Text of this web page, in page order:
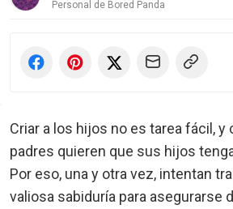
Personal de Bored Panda
Criar a los hijos no es tarea fácil, y
padres quieren que sus hijos
Por eso, una y otra vez, intentan
valiosa sabiduría para asegurarse